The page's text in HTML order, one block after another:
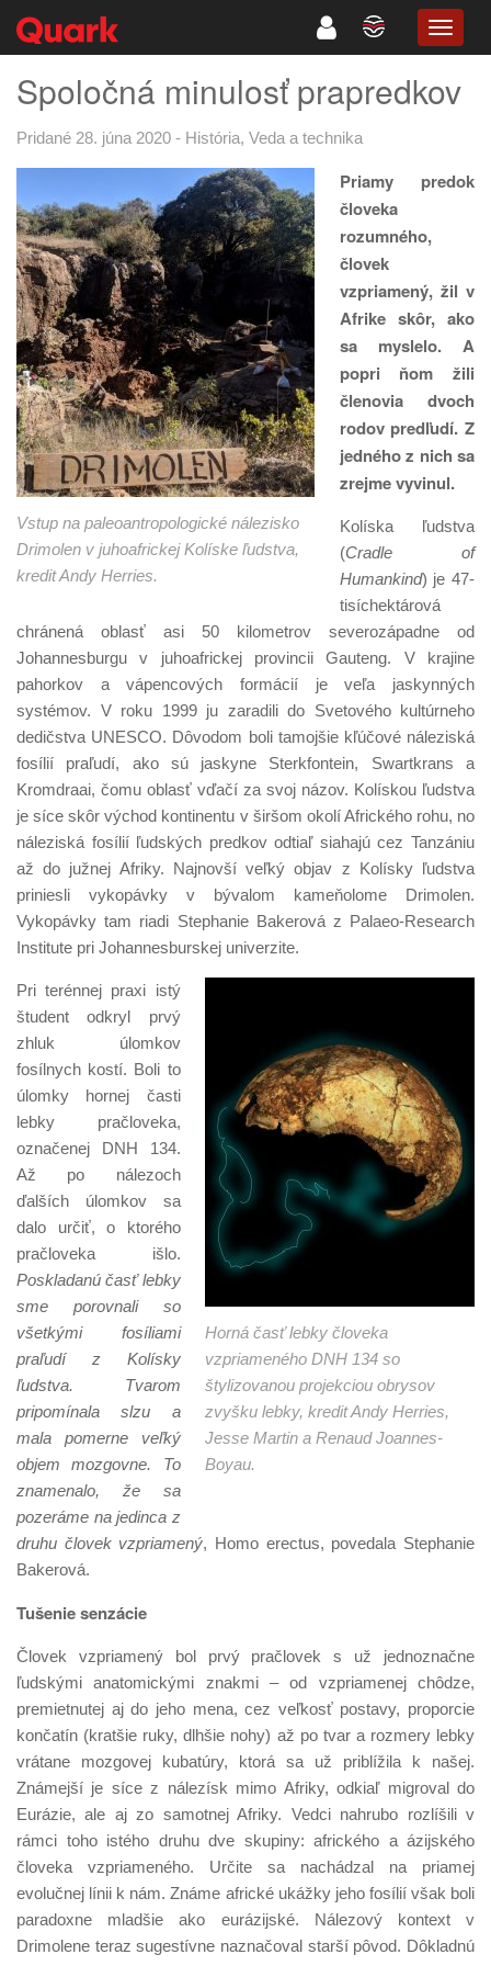
Spoločná minulosť prapredkov
Pridané 28. júna 2020 - História, Veda a technika
Vstup na paleoantropologické nálezisko
Drimolen v juhoafrickej Kolíske ľudstva,
kredit Andy Herries.
Priamy predok
človeka
rozumného,
človek
vzpriamený, žil v
Afrike skôr, ako
sa myslelo. A
popri ňom žili
členovia dvoch
rodov predľudí. Z
jedného z nich sa
zrejme vyvinul.
Kolíska ľudstva
(Cradle of
Humankind) je 47-
tisíchektárová
chránená oblasť asi 50 kilometrov severozápadne od
Johannesburgu v juhoafrickej provincii Gauteng. V krajine
pahorkov a vápencových formácií je veľa jaskynných
systémov. V roku 1999 ju zaradili do Svetového kultúrneho
dedičstva UNESCO. Dôvodom boli tamojšie kľúčové náleziská
fosílií praľudí, ako sú jaskyne Sterkfontein, Swartkrans a
Kromdraai, čomu oblasť vďačí za svoj názov. Kolískou ľudstva
je síce skôr východ kontinentu v širšom okolí Afrického rohu, no
náleziská fosílií ľudských predkov odtiaľ siahajú cez Tanzániu
až do južnej Afriky. Najnovší veľký objav z Kolísky ľudstva
priniesli vykopávky v bývalom kameňolome Drimolen.
Vykopávky tam riadi Stephanie Bakerová z Palaeo-Research
Institute pri Johannesburskej univerzite.
Horná časť lebky človeka
vzpriameného DNH 134 so
štylizovanou projekciou obrysov
zvyšku lebky, kredit Andy Herries,
Jesse Martin a Renaud Joannes-
Boyau.
Pri terénnej praxi istý
študent odkryl prvý
zhluk úlomkov
fosílnych kostí. Boli to
úlomky hornej časti
lebky pračloveka,
označenej DNH 134.
Až po nálezoch
ďalších úlomkov sa
dalo určiť, o ktorého
pračloveka išlo.
Poskladanú časť lebky
sme porovnali so
všetkými fosíliami
praľudí z Kolísky
ľudstva. Tvarom
pripomínala slzu a
mala pomerne veľký
objem mozgovne. To
znamenalo, že sa
pozeráme na jedinca z
druhu človek vzpriamený, Homo erectus, povedala Stephanie
Bakerová.
Tušenie senzácie
Človek vzpriamený bol prvý pračlovek s už jednoznačne
ľudskými anatomickými znakmi – od vzpriamenej chôdze,
premietnutej aj do jeho mena, cez veľkosť postavy, proporcie
končatín (kratšie ruky, dlhšie nohy) až po tvar a rozmery lebky
vrátane mozgovej kubatúry, ktorá sa už priblížila k našej.
Známejší je síce z nálezísk mimo Afriky, odkiaľ migroval do
Eurázie, ale aj zo samotnej Afriky. Vedci nahrubo rozlíšili v
rámci toho istého druhu dve skupiny: afrického a ázijského
človeka vzpriameného. Určite sa nachádzal na priamej
evolučnej línii k nám. Známe africké ukážky jeho fosílií však boli
paradoxne mladšie ako eurázijské. Nálezový kontext v
Drimolene teraz sugestívne naznačoval starší pôvod. Dôkladnú